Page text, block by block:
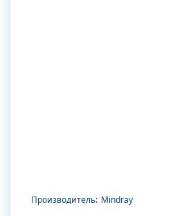
Производитель: Mindray